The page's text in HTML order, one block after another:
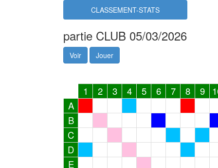
CLASSEMENT-STATS
partie CLUB 05/03/2026
Voir Jouer
1 2 3 4 5 6 7 8 9
A
B
C
D
E